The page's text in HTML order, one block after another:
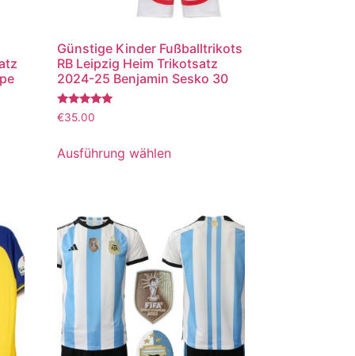
Günstige Kinder Fußballtrikots
RB Leipzig Heim Trikotsatz
2024-25 Benjamin Sesko 30
Bewertet
mit
von 5
€35.00
Ausführung wählen